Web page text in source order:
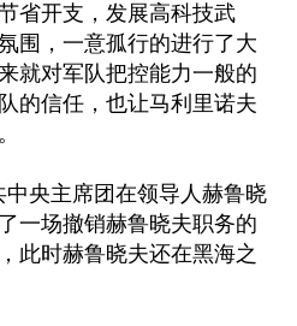
省开支，发展高科技武
围，一意孤行的进行了大
就对军队把控能力一般的
的信任，也让马利里诺夫
央主席团在领导人赫鲁晓
一场撤销赫鲁晓夫职务的
此时赫鲁晓夫还在黑海之